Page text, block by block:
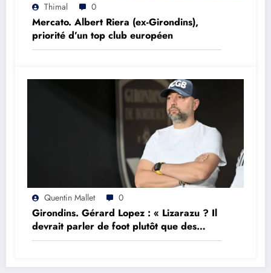
Thimal 0
Mercato. Albert Riera (ex-Girondins),
priorité d’un top club européen
Quentin Mallet 0
Girondins. Gérard Lopez : « Lizarazu ? Il
devrait parler de foot plutôt que des
choses qu’il ne comprend pas »